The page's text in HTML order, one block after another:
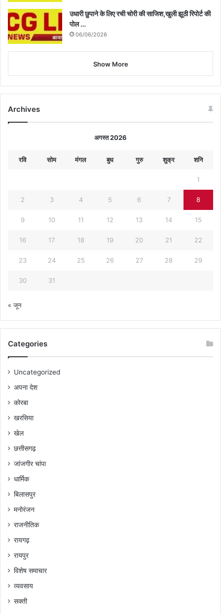
उधारी छुपाने के लिए रची चोरी की साजिश,खुली झूठी रिपोर्ट की
पोल …
06/06/2026
Show More
Archives
अगस्त 2026
रवि सोम मंगल बुध गुरु शुक्र शनि
1
2 3 4 5 6 7 8
9 10 11 12 13 14 15
16 17 18 19 20 21 22
23 24 25 26 27 28 29
30 31
« जून
Categories
Uncategorized
अपना देश
कोरबा
खरसिया
खेल
छत्तीसगढ़
जांजगीर चांपा
धार्मिक
बिलासपुर
मनोरंजन
राजनीतिक
रायगढ़
रायपुर
विशेष समाचार
व्यवसाय
सक्ती